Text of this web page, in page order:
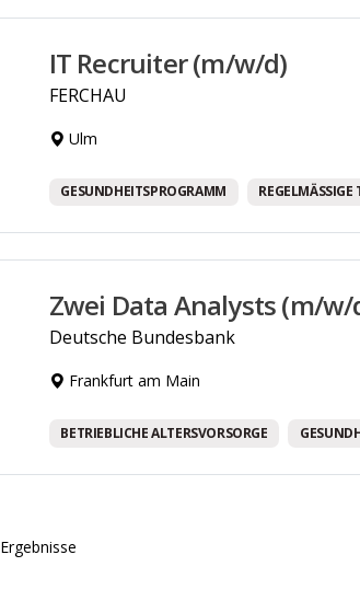
IT Recruiter (m/w/d)
FERCHAU
Ulm
GESUNDHEITSPROGRAMM REGELMÄSSIGE
Zwei Data Analysts (m/
Deutsche Bundesbank
Frankfurt am Main
BETRIEBLICHE ALTERSVORSORGE
Ergebnisse